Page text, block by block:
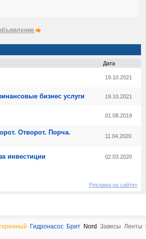
Дата
19.10.2021
бизнес услуги 19.10.2021
01.08.2019
Отворот. Порча.
11.04.2020
инвестиции 02.03.2020
Реклама на сайте»
Гидронасос Брит Nord Завесы Ленты